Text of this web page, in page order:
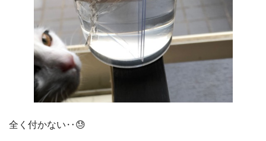
全く付かない‥😓